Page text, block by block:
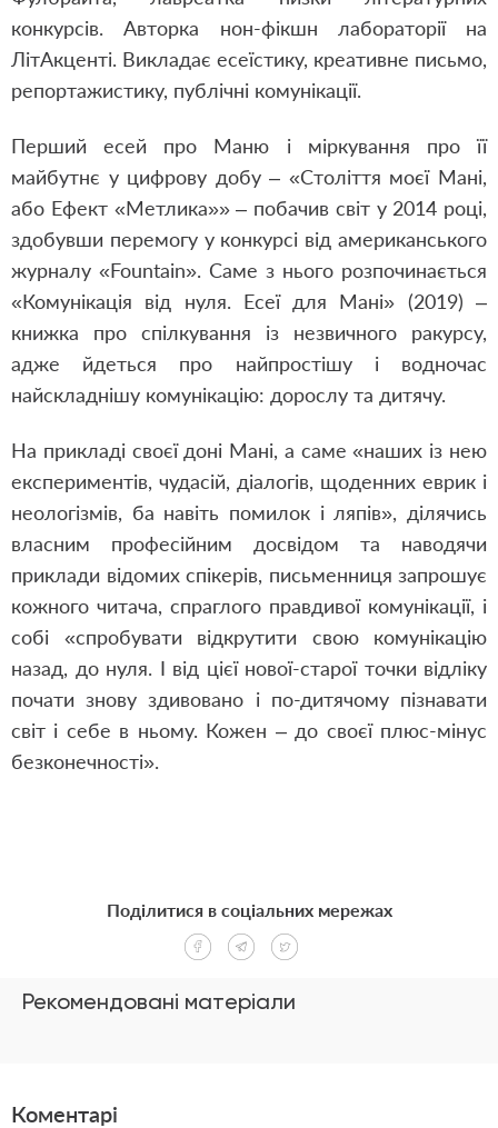
конкурсів. Авторка нон-фікшн лабораторії на
ЛітАкценті. Викладає есеїстику, креативне письмо,
репортажистику, публічні комунікації.
Перший есей про Маню і міркування про її
майбутнє у цифрову добу – «Століття моєї Мані,
або Ефект «Метлика»» – побачив світ у 2014 році,
здобувши перемогу у конкурсі від американського
журналу «Fountain». Саме з нього розпочинається
«Комунікація від нуля. Есеї для Мані» (2019) –
книжка про спілкування із незвичного ракурсу,
адже йдеться про найпростішу і водночас
найскладнішу комунікацію: дорослу та дитячу.
На прикладі своєї доні Мані, а саме «наших із нею
експериментів, чудасій, діалогів, щоденних еврик і
неологізмів, ба навіть помилок і ляпів», ділячись
власним професійним досвідом та наводячи
приклади відомих спікерів, письменниця запрошує
кожного читача, спраглого правдивої комунікації, і
собі «спробувати відкрутити свою комунікацію
назад, до нуля. І від цієї нової-старої точки відліку
почати знову здивовано і по-дитячому пізнавати
світ і себе в ньому. Кожен – до своєї плюс-мінус
безконечності».
Рекомендовані матеріали
Поділитися в соціальних мережах
Коментарі